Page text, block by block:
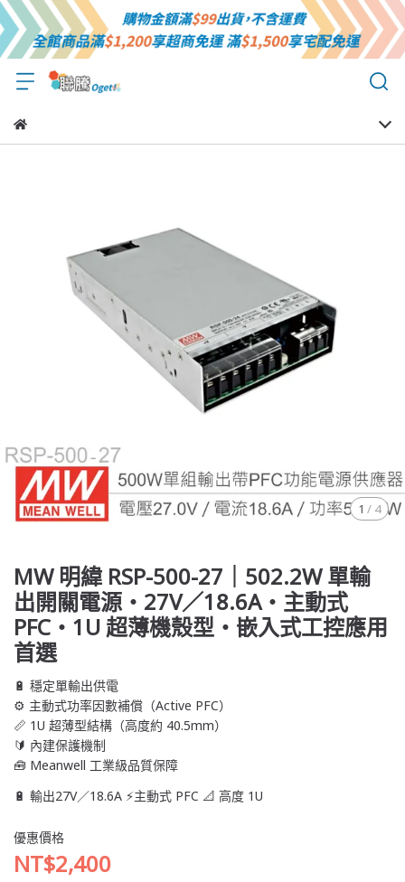
1 / 4
MW 明緯 RSP-500-27｜502.2W 單輸
出開關電源・27V／18.6A・主動式
PFC・1U 超薄機殼型・嵌入式工控應用
首選
🔋 穩定單輸出供電
⚙️ 主動式功率因數補償（Active PFC）
📏 1U 超薄型結構（高度約 40.5mm）
🔰 內建保護機制
🧰 Meanwell 工業級品質保障
🔋 輸出27V／18.6A ⚡主動式 PFC 📐 高度 1U
優惠價格
NT$2,400